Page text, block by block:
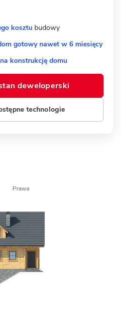
kosztu budowy
gotowy nawet w 6 miesięcy
konstrukcję domu
technologie
deweloperski
Prawa